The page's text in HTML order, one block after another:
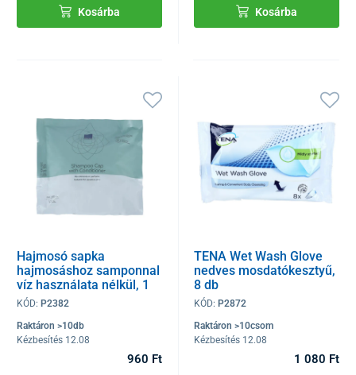
Kosárba Kosárba
Hajmosó sapka
hajmosáshoz samponnal
víz használata nélkül, 1
db
KÓD: P2382
Raktáron >10db
Kézbesítés 12.08
960 Ft
TENA Wet Wash Glove
nedves mosdatókesztyű,
8 db
KÓD: P2872
Raktáron >10csom
Kézbesítés 12.08
1 080 Ft